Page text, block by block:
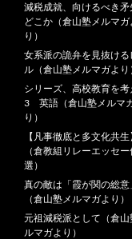
減税成就、向けるべき矛
どこか（倉山塾メルマガ
り）
女系派の詭弁を見抜ける
ル（倉山塾メルマガより
シリーズ、高校教育を考
3 英語（倉山塾メルマ
り）
【凡事徹底と多文化共生
（倉教組リレーエッセ
選）
真の敵は「霞が関の総意
（倉山塾メルマガより）
元祖減税派として（倉山
ルマガより）